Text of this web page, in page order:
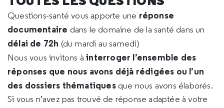
Questions-santé vous apporte une réponse
documentaire dans le domaine de la santé dans un
délai de 72h (du mardi au samedi)
Nous vous invitons àinterroger l’ensemble des
réponses que nous avons déjà rédigées ou l’un
des dossiers thématiques que nous avons élaborés.
Si vous n’avez pas trouvé de réponse adaptée à votre